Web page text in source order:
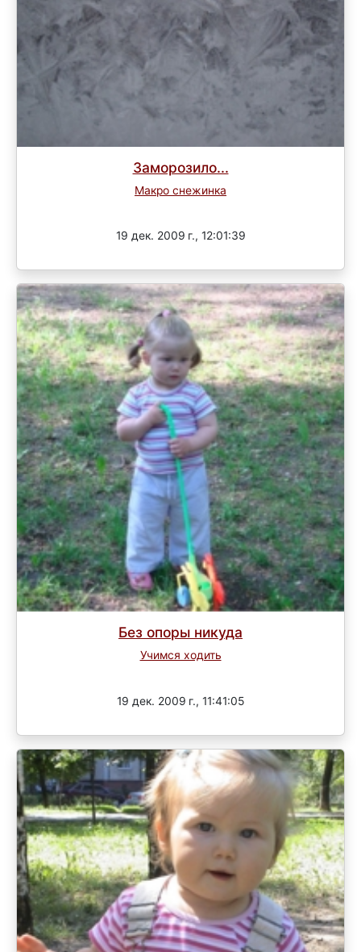
Заморозило...
Макро снежинка
19 дек. 2009 г., 12:01:39
Без опоры никуда
Учимся ходить
19 дек. 2009 г., 11:41:05